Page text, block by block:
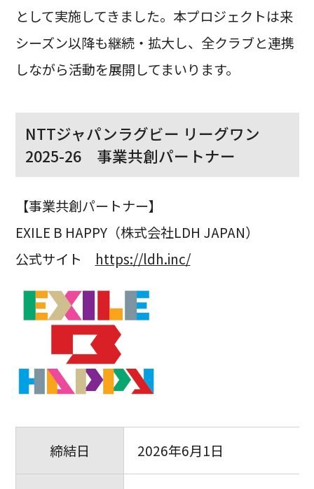
として実施してきました。本プロジェクトは来
シーズン以降も継続・拡大し、全クラブと連携
しながら活動を展開してまいります。
NTTジャパンラグビー リーグワン
2025-26 事業共創パートナー
【事業共創パートナー】
EXILE B HAPPY（株式会社LDH JAPAN）
公式サイト https://ldh.inc/
締結日 2026年6月1日